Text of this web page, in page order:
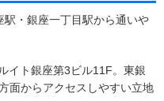
駅・銀座一丁目駅から通いや
イト銀座第3ビル11F。東銀
面からアクセスしやすい立地